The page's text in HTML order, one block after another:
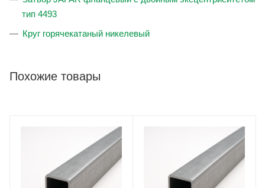
тип 4493
Круг горячекатаный никелевый
Похожие товары